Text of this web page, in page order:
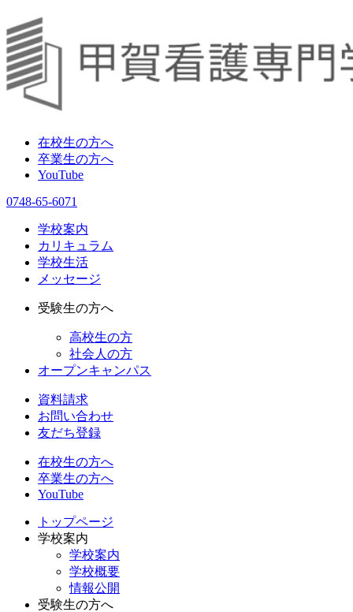
在校生の方へ
卒業生の方へ
YouTube
0748-65-6071
学校案内
カリキュラム
学校生活
メッセージ
受験生の方へ
高校生の方
社会人の方
オープンキャンパス
資料請求
お問い合わせ
友だち登録
在校生の方へ
卒業生の方へ
YouTube
トップページ
学校案内
学校案内
学校概要
情報公開
受験生の方へ